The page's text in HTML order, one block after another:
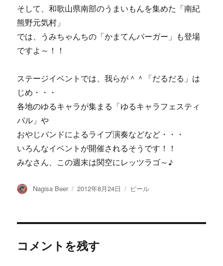
そして、和歌山県南部のうまいもんを集めた「南紀
熊野元気村」
では、うみちゃんちの「かまてんバーガー」も登場
ですよ～！！
ステージイベントでは、我らが＾＾「だるだる」は
じめ・・・
各地のゆるキャラが集まる「ゆるキャラフェスティ
バル」や
おやじバンドによるライブ演奏などなど・・・
いろんなイベントが開催されるそうです！！
みなさん、この週末は関空にレッツラゴ～♪
投
Nagisa Beer
投
2012年8月24日
カ
ビール
コメントを残す